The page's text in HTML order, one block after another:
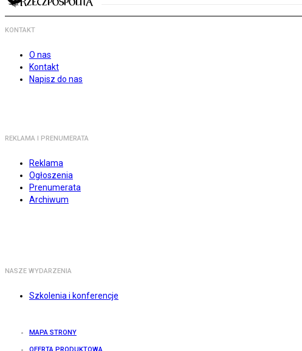
KONTAKT
O nas
Kontakt
Napisz do nas
REKLAMA I PRENUMERATA
Reklama
Ogłoszenia
Prenumerata
Archiwum
NASZE WYDARZENIA
Szkolenia i konferencje
MAPA STRONY